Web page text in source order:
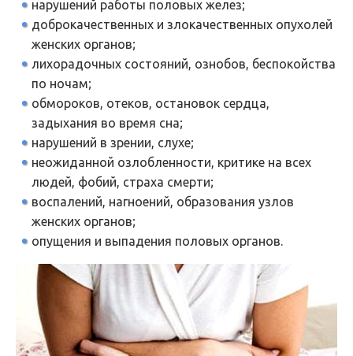
нарушений работы половых желез;
доброкачественных и злокачественных опухолей
женских органов;
лихорадочных состояний, ознобов, беспокойства
по ночам;
обмороков, отеков, остановок сердца,
задыхания во время сна;
нарушений в зрении, слухе;
неожиданной озлобленности, критике на всех
людей, фобий, страха смерти;
воспалений, нагноений, образования узлов
женских органов;
опущения и выпадения половых органов.